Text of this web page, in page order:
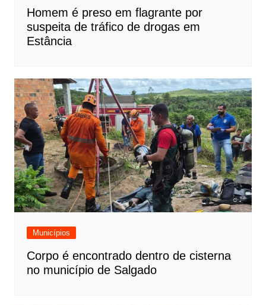
Homem é preso em flagrante por
suspeita de tráfico de drogas em
Estância
Municípios
Corpo é encontrado dentro de cisterna
no município de Salgado